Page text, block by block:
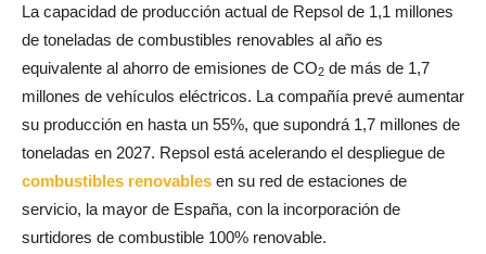
La capacidad de producción actual de Repsol de 1,1 millones
de toneladas de combustibles renovables al año es
equivalente al ahorro de emisiones de CO2 de más de 1,7
millones de vehículos eléctricos. La compañía prevé aumentar
su producción en hasta un 55%, que supondrá 1,7 millones de
toneladas en 2027. Repsol está acelerando el despliegue de
combustibles renovables en su red de estaciones de
servicio, la mayor de España, con la incorporación de
surtidores de combustible 100% renovable.